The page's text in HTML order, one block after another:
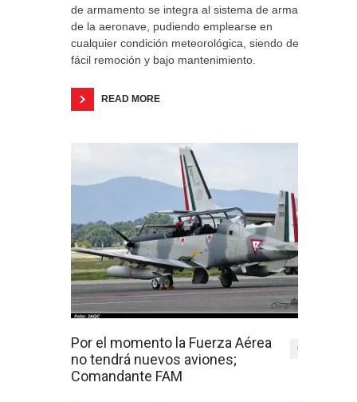
de armamento se integra al sistema de armas
de la aeronave, pudiendo emplearse en
cualquier condición meteorológica, siendo de
fácil remoción y bajo mantenimiento.
READ MORE
Por el momento la Fuerza Aérea
no tendrá nuevos aviones;
Comandante FAM
0